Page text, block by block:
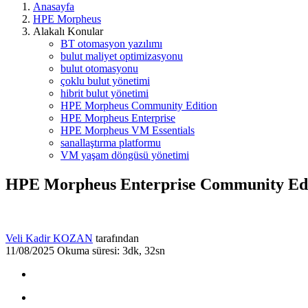
Anasayfa
HPE Morpheus
Alakalı Konular
BT otomasyon yazılımı
bulut maliyet optimizasyonu
bulut otomasyonu
çoklu bulut yönetimi
hibrit bulut yönetimi
HPE Morpheus Community Edition
HPE Morpheus Enterprise
HPE Morpheus VM Essentials
sanallaştırma platformu
VM yaşam döngüsü yönetimi
HPE Morpheus Enterprise Community
Veli Kadir KOZAN tarafından
11/08/2025 Okuma süresi: 3dk, 32sn